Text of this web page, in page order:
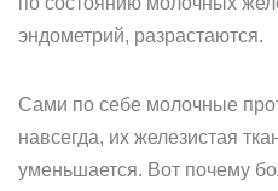
эндометрий, разрастаются.
Сами по себе молочные
навсегда, их железистая
уменьшается. Вот почему